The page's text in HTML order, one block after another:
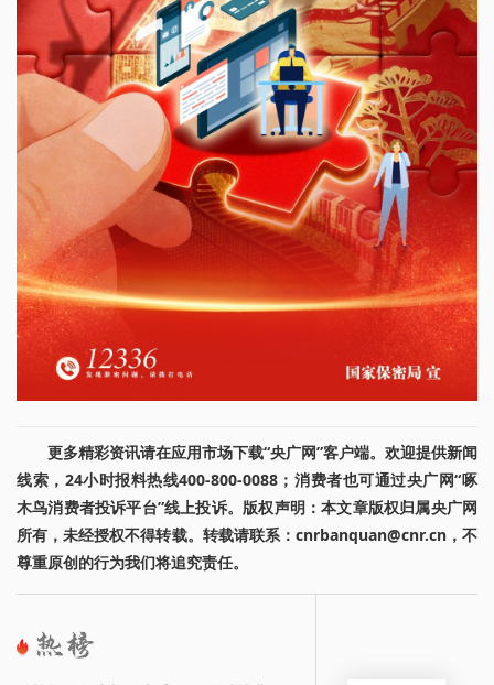
更多精彩资讯请在应用市场下载“央广网”客户端。欢迎提供新闻
线索，24小时报料热线400-800-0088；消费者也可通过央广网“啄
木鸟消费者投诉平台”线上投诉。版权声明：本文章版权归属央广网
所有，未经授权不得转载。转载请联系：cnrbanquan@cnr.cn，不
尊重原创的行为我们将追究责任。